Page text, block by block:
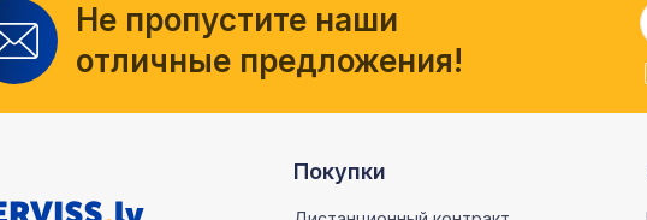
Не пропустите наши
отличные предложения!
Покупки